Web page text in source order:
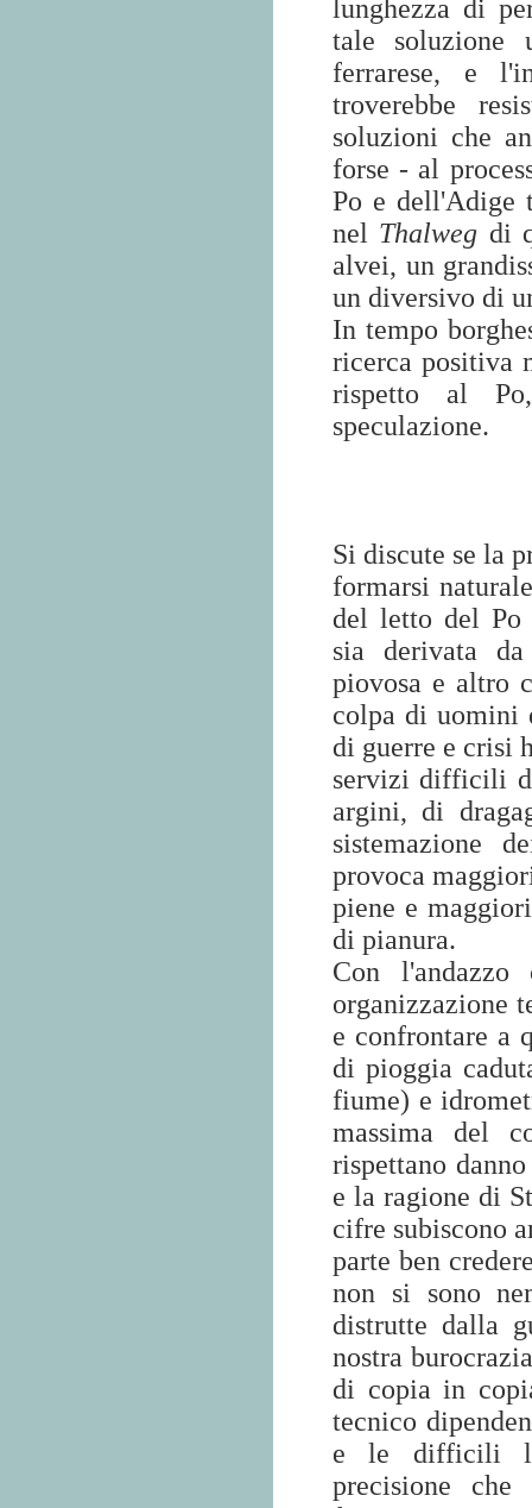
lunghezza di
tale soluzione
ferrarese, e
troverebbe
soluzioni che
forse - al
Po e dell'Adige
nel Thalweg di
alvei, un
un diversivo di
In tempo
ricerca positiva
rispetto al
speculazione.
Si discute se la
formarsi
del letto del Po
sia derivata da
piovosa e altro
colpa di uomini
di guerre e crisi
servizi difficili
argini, di
sistemazione
provoca
piene e
di pianura.
Con
organizzazione
e confrontare a
di pioggia
fiume) e
massima del
rispettano
e la ragione di
cifre subiscono
parte ben
non si sono
distrutte dalla
nostra
di copia in
tecnico
e le difficili
precisione